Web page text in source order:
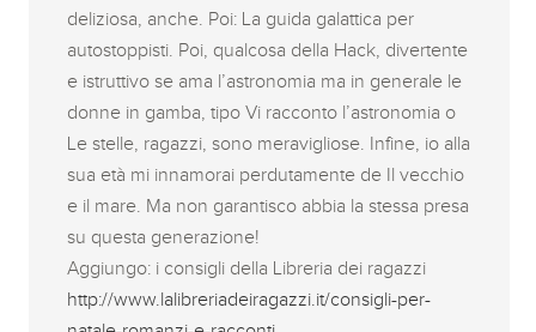
deliziosa, anche. Poi: La guida galattica per
autostoppisti. Poi, qualcosa della Hack, divertente
e istruttivo se ama l’astronomia ma in generale le
donne in gamba, tipo Vi racconto l’astronomia o
Le stelle, ragazzi, sono meravigliose. Infine, io alla
sua età mi innamorai perdutamente de Il vecchio
e il mare. Ma non garantisco abbia la stessa presa
su questa generazione!
Aggiungo: i consigli della Libreria dei ragazzi
http://www.lalibreriadeiragazzi.it/consigli-per-